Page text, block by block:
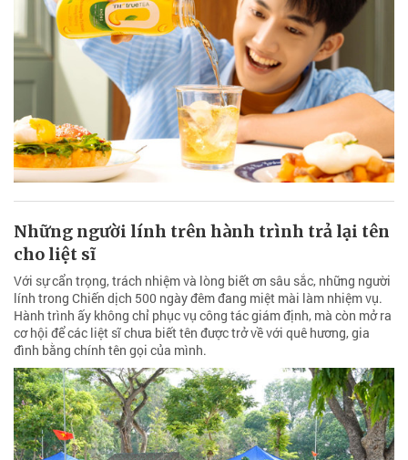
Những người lính trên hành trình trả lại tên
cho liệt sĩ
Với sự cẩn trọng, trách nhiệm và lòng biết ơn sâu sắc, những người
lính trong Chiến dịch 500 ngày đêm đang miệt mài làm nhiệm vụ.
Hành trình ấy không chỉ phục vụ công tác giám định, mà còn mở ra
cơ hội để các liệt sĩ chưa biết tên được trở về với quê hương, gia
đình bằng chính tên gọi của mình.